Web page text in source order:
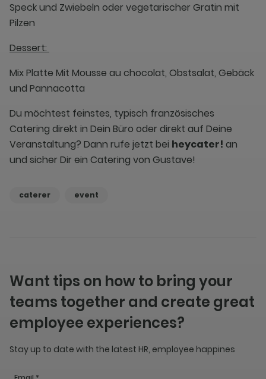
Speck und Zwiebeln oder vegetarischer Gratin mit
Pilzen
Dessert:
Mix Platte Mit Mousse au chocolat, Obstsalat, Gebäck
und Pannacotta
Du möchtest feinstes, typisch französisches
Catering direkt in Dein Büro oder direkt auf Deine
Veranstaltung? Dann rufe jetzt bei heycater! an
und sicher Dir ein Catering von Gustave!
caterer event
Want tips on how to bring your
teams together and create great
employee experiences?
Stay up to date with the latest HR, employee happines